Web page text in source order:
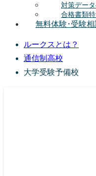
対策デー
合格書類
無料体験･受験相
ルークスとは？
通信制高校
大学受験予備校